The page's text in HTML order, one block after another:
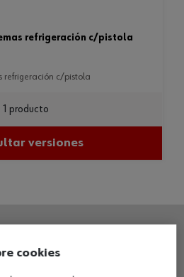
refrigeración c/pistola
refrigeración c/pistola
1 producto
versiones
cookies